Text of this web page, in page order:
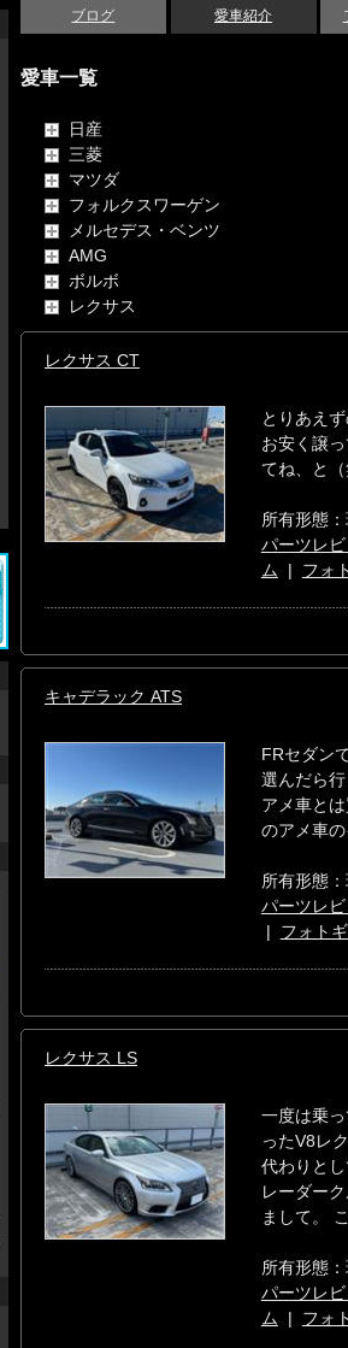
ブログ 愛車紹介
愛車一覧
日産
三菱
マツダ
フォルクスワーゲン
メルセデス・ベンツ
AMG
ボルボ
レクサス
レクサス CT
とりあえ
お安く譲
てね、と
所有形態
パーツレ
ム | フォ
キャデラック ATS
FRセダン
選んだら
アメ車と
のアメ車
所有形態
パーツレ
| フォト
レクサス LS
一度は乗
ったV8レ
代わりと
レーダー
まして。
所有形態
パーツレ
ム | フォ